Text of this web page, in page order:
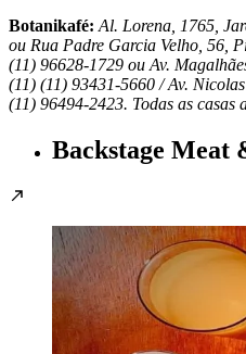
Botanikafé: Al. Lorena, 1765,
ou Rua Padre Garcia Velho, 56,
(11) 96628-1729 ou Av.
(11) (11) 93431-5660 / Av.
(11) 96494-2423. Todas as casas
Backstage Meat